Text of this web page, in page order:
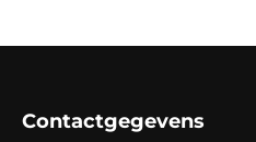
Contactgegevens